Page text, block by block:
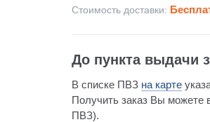
Стоимость доставки:
До пункта выдачи
В списке ПВЗ на карте
Получить заказ Вы можете
ПВЗ).